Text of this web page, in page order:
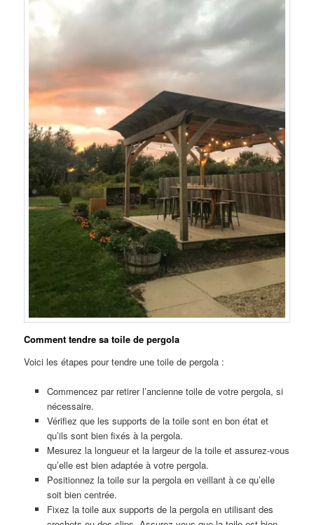
Comment tendre sa toile de pergola
Voici les étapes pour tendre une toile de pergola :
Commencez par retirer l’ancienne toile de votre pergola, si
nécessaire.
Vérifiez que les supports de la toile sont en bon état et
qu’ils sont bien fixés à la pergola.
Mesurez la longueur et la largeur de la toile et assurez-vous
qu’elle est bien adaptée à votre pergola.
Positionnez la toile sur la pergola en veillant à ce qu’elle
soit bien centrée.
Fixez la toile aux supports de la pergola en utilisant des